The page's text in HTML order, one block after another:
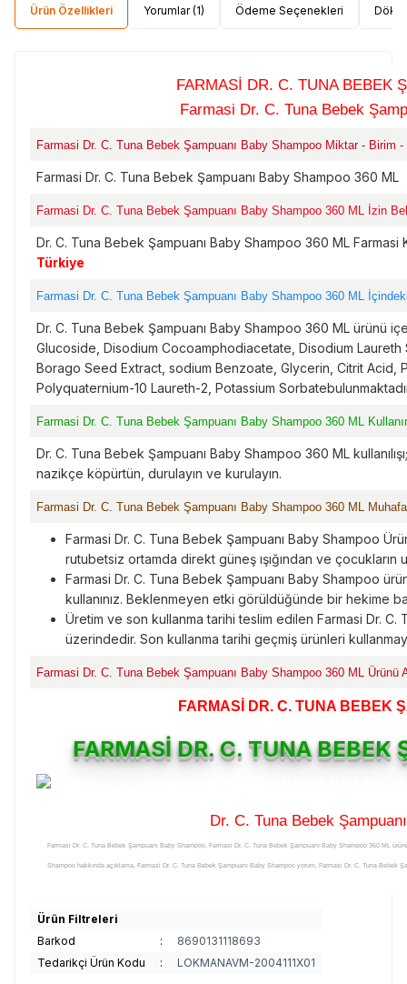
Ürün Özellikleri Yorumlar (1) Ödeme Seçenekleri
FARMASİ DR. C. TUNA BEBEK
Farmasi Dr. C. Tuna Bebek
Farmasi Dr. C. Tuna Bebek Şampuanı Baby Shampoo Miktar - Birim -
Farmasi Dr. C. Tuna Bebek Şampuanı Baby Shampoo 360 ML
Farmasi Dr. C. Tuna Bebek Şampuanı Baby Shampoo 360 ML İzin
Dr. C. Tuna Bebek Şampuanı Baby Shampoo 360 ML Farmasi
Türkiye
Farmasi Dr. C. Tuna Bebek Şampuanı Baby Shampoo 360 ML
Dr. C. Tuna Bebek Şampuanı Baby Shampoo 360 ML ürünü
Glucoside, Disodium Cocoamphodiacetate, Disodium
Borago Seed Extract, sodium Benzoate, Glycerin, Citrit Acid,
Polyquaternium-10 Laureth-2, Potassium
Farmasi Dr. C. Tuna Bebek Şampuanı Baby Shampoo 360 ML
Dr. C. Tuna Bebek Şampuanı Baby Shampoo 360 ML
nazikçe köpürtün, durulayın ve kurulayın.
Farmasi Dr. C. Tuna Bebek Şampuanı Baby Shampoo 360 ML
Farmasi Dr. C. Tuna Bebek Şampuanı Baby Shampoo
rutubetsiz ortamda direkt güneş ışığından ve çocukların
Farmasi Dr. C. Tuna Bebek Şampuanı Baby Shampoo
kullanınız. Beklenmeyen etki görüldüğünde bir hekime
Üretim ve son kullanma tarihi teslim edilen Farmasi Dr. C.
üzerindedir. Son kullanma tarihi geçmiş ürünleri
Farmasi Dr. C. Tuna Bebek Şampuanı Baby Shampoo 360 ML Ürünü
FARMASİ DR. C. TUNA BEBEK
FARMASİ DR. C. TUNA
Dr. C. Tuna Bebek
Farmasi Dr. C. Tuna Bebek Şampuanı Baby Shampoo, Farmasi Dr. C. Tuna Bebek Şampuanı Baby Shampoo 360 ML
Shampoo hakkında açıklama, Farmasi Dr. C. Tuna Bebek Şampuanı Baby Shampoo yorum, Farmasi Dr. C. Tuna Bebek
yerleri, Farmasi Dr. C. Tuna Bebek Şampuanı Baby ShampooI satılan yerler, Farmasi Dr. C. Tuna Bebek Şampuanı Baby
Şampuanı Baby Shampoo nereden alınır, Farmasi Dr. C. Tuna Bebek Şampuanı Baby Shampoo nerelerde satılıyor,
Ürün Filtreleri
Barkod
:
8690131118693
Tedarikçi Ürün Kodu
: LOKMANAVM-2004111X01